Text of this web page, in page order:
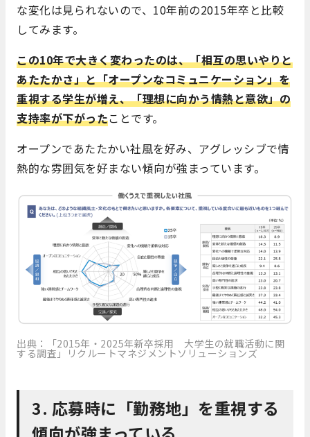
な変化は見られないので、10年前の2015年卒と比較
してみます。
この10年で大きく変わったのは、「相互の思いやりと
あたたかさ」と「オープンなコミュニケーション」を
重視する学生が増え、「理想に向かう情熱と意欲」の
支持率が下がったことです。
オープンであたたかい社風を好み、アグレッシブで情
熱的な雰囲気を好まない傾向が強まっています。
出典：「2015年・2025年新卒採用 大学生の就職活動に関
する調査」リクルートマネジメントソリューションズ
3. 応募時に「勤務地」を重視する